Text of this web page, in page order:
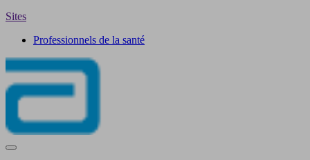
Sites
Professionnels de la santé